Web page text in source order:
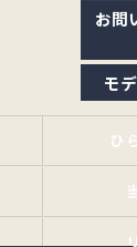
お問
モ
ひ